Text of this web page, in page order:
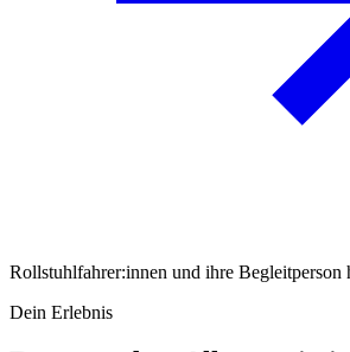
Rollstuhlfahrer:innen und ihre Begleitperson
Dein Erlebnis